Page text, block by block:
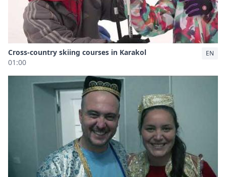
Cross-country skiing courses in Karakol
01:00
EN